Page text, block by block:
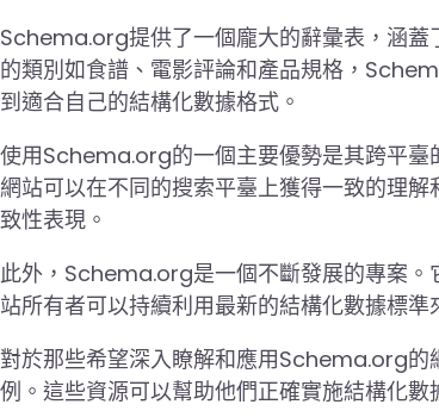
Schema.org提供了一個龐大的辭彙表，涵蓋
的類別如食譜、電影評論和產品規格，
到適合自己的結構化數據格式。
使用Schema.org的一個主要優勢是其跨平
網站可以在不同的搜索平臺上獲得一致的理
致性表現。
此外，Schema.org是一個不斷發展的專案。
站所有者可以持續利用最新的結構化數據標
對於那些希望深入瞭解和應用Schema.org
例。這些資源可以幫助他們正確實施結構化